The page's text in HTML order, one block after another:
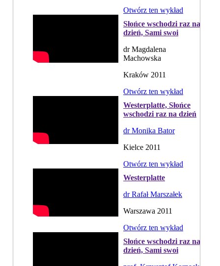
Otwórz ten wykład
Słońce wschodzi raz na
dzień, Sami swoi
dr Magdalena
Machowska
Kraków 2011
Otwórz ten wykład
Westerplatte, Słońce
wschodzi raz na dzień
dr Monika Bator
Kielce 2011
Otwórz ten wykład
Westerplatte
dr Rafał Marszałek
Warszawa 2011
Otwórz ten wykład
Słońce wschodzi raz na
dzień, Sami swoi